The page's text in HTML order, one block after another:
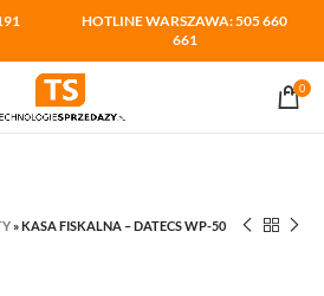
HOTLINE WARSZAWA: 505 660
661
0
»KASA FISKALNA – DATECS WP-50